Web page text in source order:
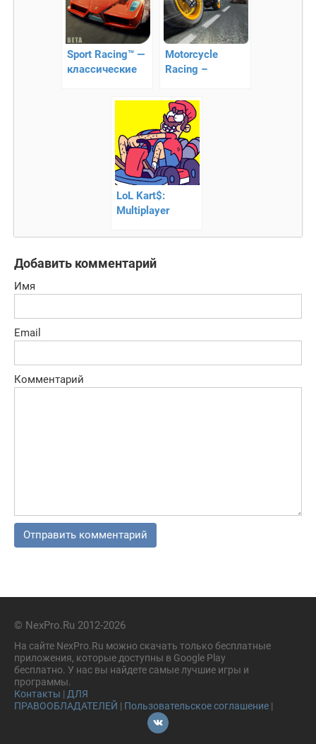
Sport Racing™ —
классические
Motorcycle
Racing –
движение
LoL Kart$:
Multiplayer
сумасшедшие
Добавить комментарий
Имя
Email
Комментарий
© NexPro.Ru 2012-2026
На сайте NexPro.Ru можно скачать только бесплатные
приложения, которые доступны в Google Play
бесплатно. У нас вы найдете самые лучшие игры и
программы.
Контакты | ДЛЯ
ПРАВООБЛАДАТЕЛЕЙ | Пользовательское соглашение |